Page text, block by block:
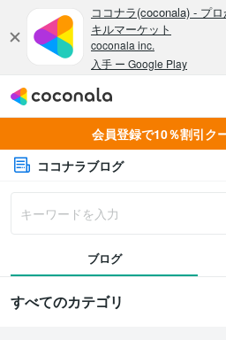
会員登録で10％割引ク
ココナラブログ
ブログ
すべてのカテゴリ